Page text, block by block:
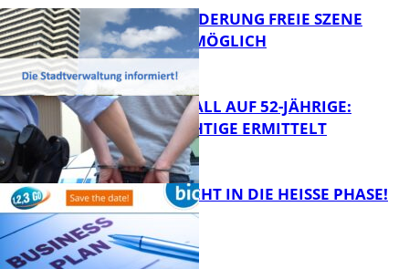
FB Kultur
PROJEKTFÖRDERUNG FREIE SZENE
WEITERHIN MÖGLICH
FB News
RAUBÜBERFALL AUF 52-JÄHRIGE:
TATVERDÄCHTIGE ERMITTELT
1,2,3 GO® GEHT IN DIE HEISSE PHASE!